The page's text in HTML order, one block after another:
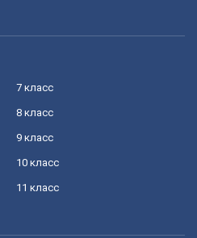
7 класс
8 класс
9 класс
10 класс
11 класс